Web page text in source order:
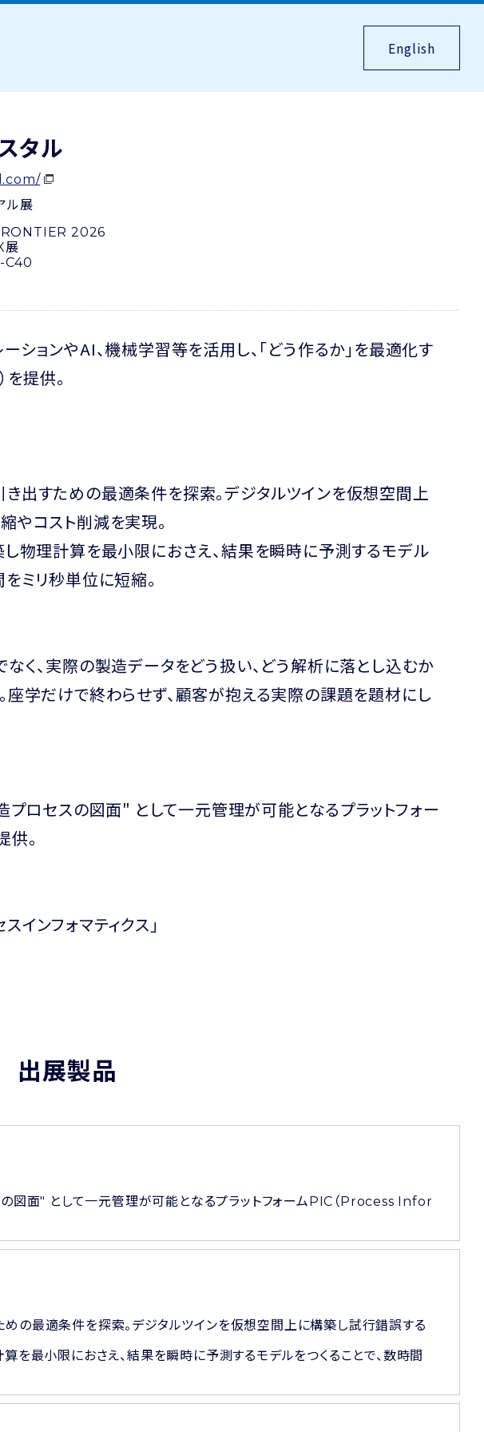
English
タル
ル展
2026
展
C40
ョンやAI、機械学習等を活用し、「どう作るか」を最適化す
提供。
出すための最適条件を探索。デジタルツインを仮想空間上
やコスト削減を実現。
し物理計算を最小限におさえ、結果を瞬時に予測するモデル
ミリ秒単位に短縮。
く、実際の製造データをどう扱い、どう解析に落とし込むか
座学だけで終わらせず、顧客が抱える実際の課題を題材にし
プロセスの図面" として一元管理が可能となるプラットフォー
。
インフォマティクス」
出展製品
図面" として一元管理が可能となるプラットフォームPIC（Process Infor
の最適条件を探索。デジタルツインを仮想空間上に構築し試行錯誤する
を最小限におさえ、結果を瞬時に予測するモデルをつくることで、数時間